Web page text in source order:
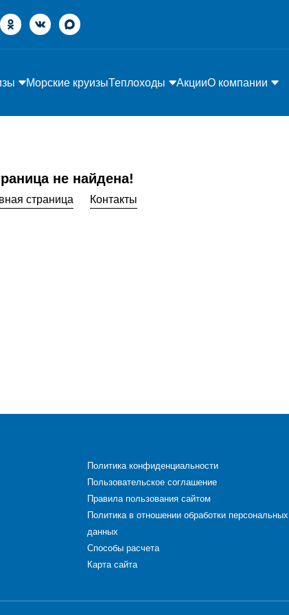
Морские круизыТеплоходы АкцииО компании
не найдена!
страница Контакты
Политика конфиденциальности
Пользовательское соглашение
Правила пользования сайтом
Политика в отношении обработки персональных
данных
Способы расчета
Карта сайта